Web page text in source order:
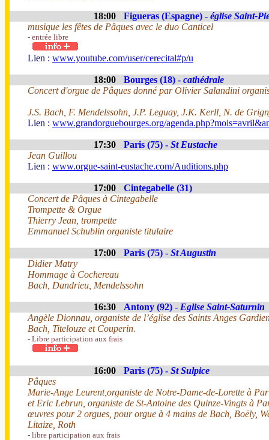
18:00 Figueras (Espagne) - église Saint-
musique les fêtes de Pâques avec le duo Canticel
- entrée libre
Lien : www.youtube.com/user/cerecital#p/u
18:00 Bourges (18) - cathédrale
Concert d'orgue de Pâques donné par Olivier Salandini
J.S. Bach, F. Mendelssohn, J.P. Leguay, J.K. Kerll, N. de
Lien : www.grandorguebourges.org/
17:30 Paris (75) - St Eustache
Jean Guillou
Lien : www.orgue-saint-eustache.com/Auditions.php
17:00
Cintegabelle (31)
Concert de Pâques à Cintegabelle
Trompette & Orgue
Thierry Jean, trompette
Emmanuel Schublin organiste titulaire
17:00 Paris (75) - St Augustin
Didier Matry
Hommage à Cochereau
Bach, Dandrieu, Mendelssohn
16:30 Antony (92) - Eglise Saint-Saturnin
Angèle Dionnau, organiste de l’église des Saints Anges
Bach, Titelouze et Couperin.
- Libre participation aux frais
16:00 Paris (75) - St Sulpice
Pâques
Marie-Ange Leurent,organiste de Notre-Dame-de-Lorette à
et Eric Lebrun, organiste de St-Antoine des Quinze-Vingts à
œuvres pour 2 orgues, pour orgue à 4 mains de Bach, Boëly,
Litaize, Roth
- libre participation aux frais